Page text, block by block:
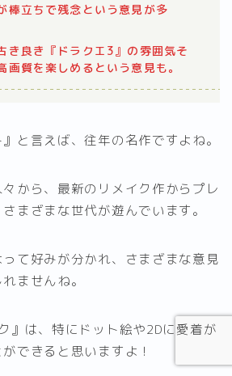
棒立ちで残念という意見が多
き良き『ドラクエ3』の雰囲気そ
画質を楽しめるという意見も。
と言えば、往年の名作ですよね。
から、最新のリメイク作からプレ
まざまな世代が遊んでいます。
て好みが分かれ、さまざまな意見
ませんね。
』は、特にドット絵や2Dに愛着が
できると思いますよ！